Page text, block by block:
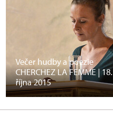
Večer hudby a poezie
CHERCHEZ LA FEMME | 18.
října 2015